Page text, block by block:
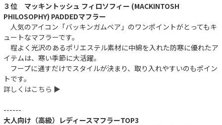
３位 マッキントッシュ フィロソフィー (MACKINTOSH
PHILOSOPHY) PADDEDマフラー
人気のアイコン「バッキンガムベア」のワンポイントがとってもキ
ュートなマフラーです。
程よく光沢のあるポリエステル素材に中綿を入れた防寒に優れたア
イテムは、寒い季節に大活躍。
フープに通すだけでスタイルが決まり、取り入れやすいのもポイン
トです。
詳しくはこちら ▶︎
------
大人向け（高級）レディースマフラーTOP3